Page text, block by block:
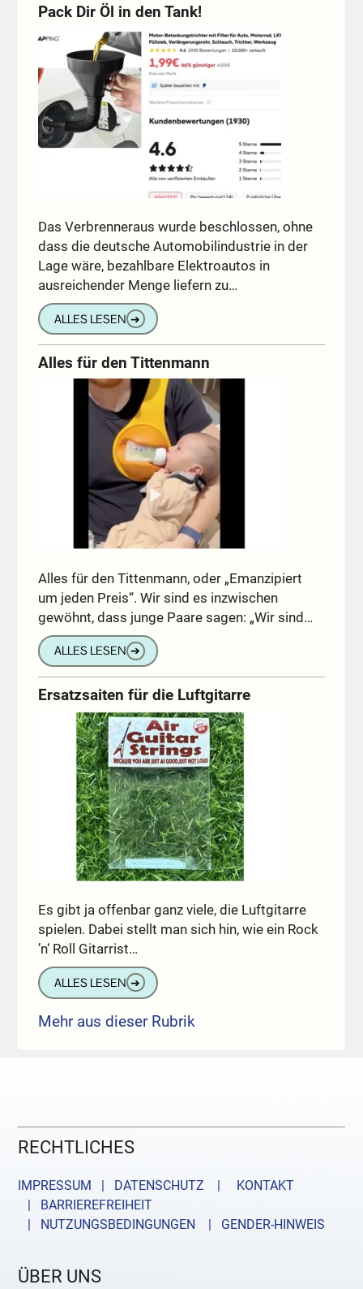
Pack Dir Öl in den Tank!
Das Verbrenneraus wurde beschlossen, ohne
dass die deutsche Automobilindustrie in der
Lage wäre, bezahlbare Elektroautos in
ausreichender Menge liefern zu…
ALLES LESEN ➔
Alles für den Tittenmann
Alles für den Tittenmann, oder „Emanzipiert
um jeden Preis“. Wir sind es inzwischen
gewöhnt, dass junge Paare sagen: „Wir sind…
ALLES LESEN ➔
Ersatzsaiten für die Luftgitarre
Es gibt ja offenbar ganz viele, die Luftgitarre
spielen. Dabei stellt man sich hin, wie ein Rock
’n‘ Roll Gitarrist…
ALLES LESEN ➔
Mehr aus dieser Rubrik
RECHTLICHES
IMPRESSUM | DATENSCHUTZ |
KONTAKT
| BARRIEREFREIHEIT
| NUTZUNGSBEDINGUNGEN
| GENDER-HINWEIS
ÜBER UNS